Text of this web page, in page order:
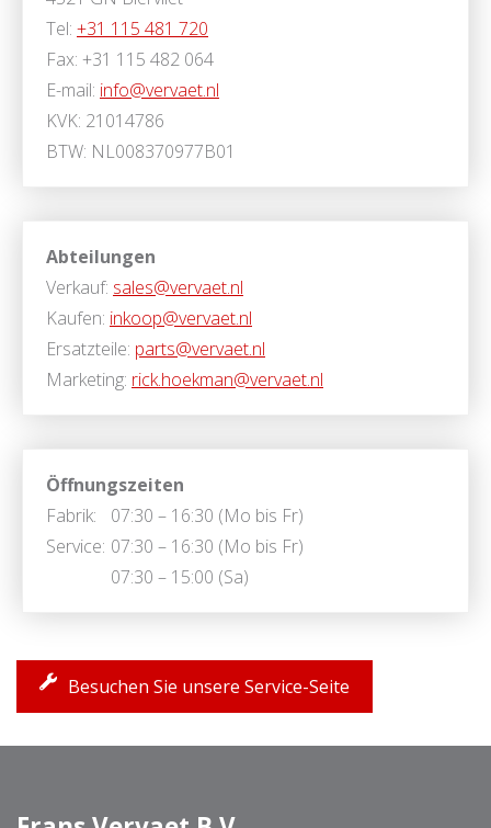
Tel: +31 115 481 720
Fax: +31 115 482 064
E-mail: info@vervaet.nl
KVK: 21014786
BTW: NL008370977B01
Abteilungen
Verkauf: sales@vervaet.nl
Kaufen: inkoop@vervaet.nl
Ersatzteile: parts@vervaet.nl
Marketing: rick.hoekman@vervaet.nl
Öffnungszeiten
Fabrik:
07:30 – 16:30 (Mo bis Fr)
Service: 07:30 – 16:30 (Mo bis Fr)
07:30 – 15:00 (Sa)
Besuchen Sie unsere Service-Seite